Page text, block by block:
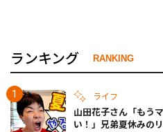
ランキング RANKING
ライフ
山田花子さん「もう
い！」兄弟夏休みの